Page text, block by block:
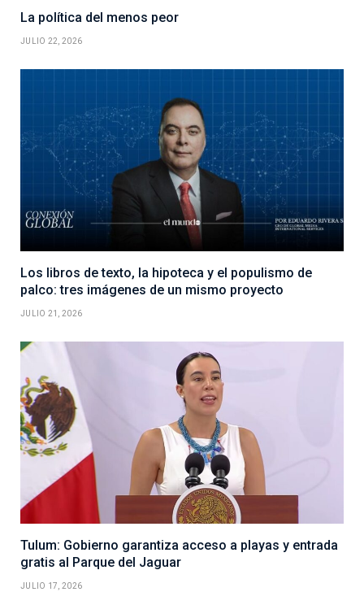
La política del menos peor
JULIO 22, 2026
Los libros de texto, la hipoteca y el populismo de
palco: tres imágenes de un mismo proyecto
JULIO 21, 2026
Tulum: Gobierno garantiza acceso a playas y entrada
gratis al Parque del Jaguar
JULIO 17, 2026